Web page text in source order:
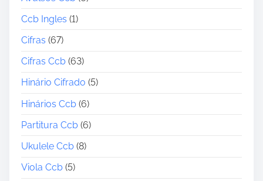
Ccb Ingles (1)
Cifras (67)
Cifras Ccb (63)
Hinário Cifrado (5)
Hinários Ccb (6)
Partitura Ccb (6)
Ukulele Ccb (8)
Viola Ccb (5)